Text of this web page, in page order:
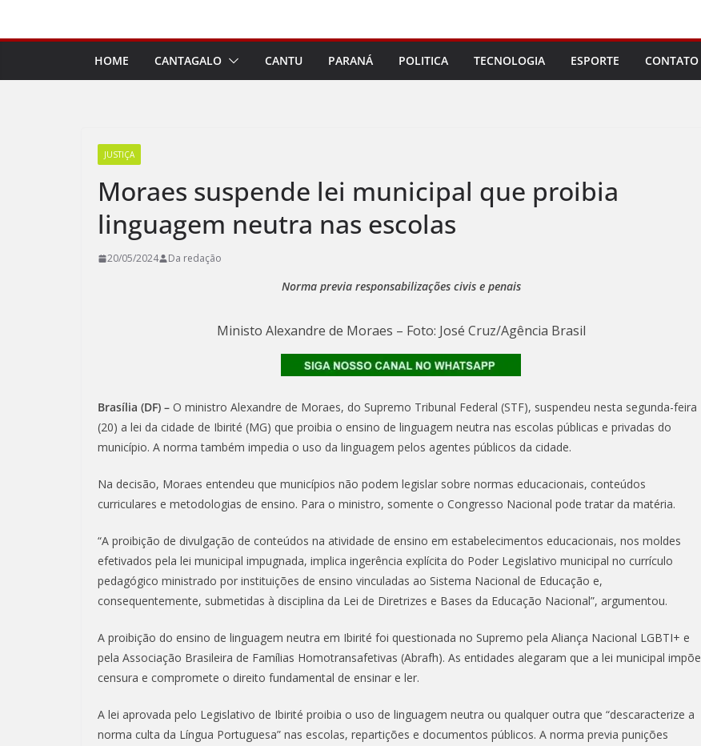
conteúdo
HOME CANTAGALO CANTU PARANÁ POLITICA TECNOLOGIA ESPORTE CONTATO
JUSTIÇA
Moraes suspende lei municipal que proibia
linguagem neutra nas escolas
20/05/2024 Da redação
Norma previa responsabilizações civis e penais
Ministo Alexandre de Moraes – Foto: José Cruz/Agência Brasil
Brasília (DF) – O ministro Alexandre de Moraes, do Supremo Tribunal Federal (STF), suspendeu nesta segunda-feira
(20) a lei da cidade de Ibirité (MG) que proibia o ensino de linguagem neutra nas escolas públicas e privadas do
município. A norma também impedia o uso da linguagem pelos agentes públicos da cidade.
Na decisão, Moraes entendeu que municípios não podem legislar sobre normas educacionais, conteúdos
curriculares e metodologias de ensino. Para o ministro, somente o Congresso Nacional pode tratar da matéria.
“A proibição de divulgação de conteúdos na atividade de ensino em estabelecimentos educacionais, nos moldes
efetivados pela lei municipal impugnada, implica ingerência explícita do Poder Legislativo municipal no currículo
pedagógico ministrado por instituições de ensino vinculadas ao Sistema Nacional de Educação e,
consequentemente, submetidas à disciplina da Lei de Diretrizes e Bases da Educação Nacional”, argumentou.
A proibição do ensino de linguagem neutra em Ibirité foi questionada no Supremo pela Aliança Nacional LGBTI+ e
pela Associação Brasileira de Famílias Homotransafetivas (Abrafh). As entidades alegaram que a lei municipal impõe
censura e compromete o direito fundamental de ensinar e ler.
A lei aprovada pelo Legislativo de Ibirité proibia o uso de linguagem neutra ou qualquer outra que “descaracterize a
norma culta da Língua Portuguesa” nas escolas, repartições e documentos públicos. A norma previa punições